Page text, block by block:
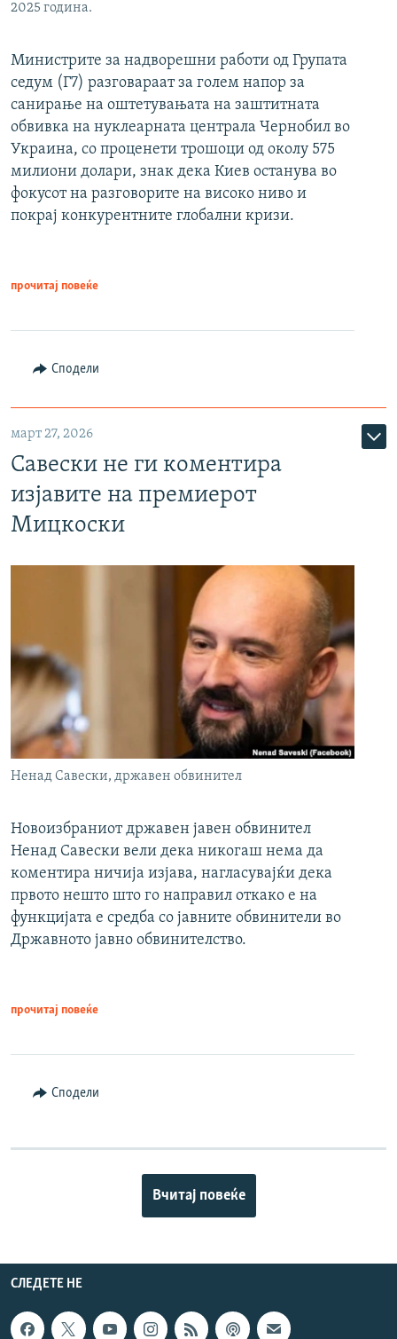
2025 година.
Министрите за надворешни работи од Групата
седум (Г7) разговараат за голем напор за
санирање на оштетувањата на заштитната
обвивка на нуклеарната централа Чернобил во
Украина, со проценети трошоци од околу 575
милиони долари, знак дека Киев останува во
фокусот на разговорите на високо ниво и
покрај конкурентните глобални кризи.
прочитај повеќе
Сподели
март 27, 2026
Савески не ги коментира
изјавите на премиерот
Мицкоски
Ненад Савески, државен обвинител
Новоизбраниот државен јавен обвинител
Ненад Савески вели дека никогаш нема да
коментира ничија изјава, нагласувајќи дека
првото нешто што го направил откако е на
функцијата е средба со јавните обвинители во
Државното јавно обвинителство.
прочитај повеќе
Сподели
Вчитај повеќе
СЛЕДЕТЕ НЕ